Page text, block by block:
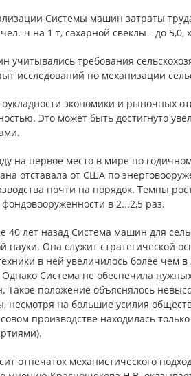
Системы машин затраты
ч на 1 т, сахарной свеклы - до
учитывались требования
исследований по механизации
экономики и
Это может быть достигнуто
на первое место в мире по
отставала от США по
почти на порядок. Темпы
в 2...2,5 раз.
40 лет назад Система машин для
науки. Она служит стратегической
в ней увеличилось более чем
Система не обеспечила
Такое положение объяснялось
несмотря на большие усилия
производстве находилась
отпечаток механистического